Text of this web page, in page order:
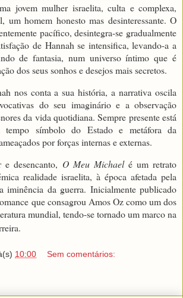
jovem mulher israelita, culta e complexa,
um homem honesto mas desinteressante. O
pacífico, desintegra-se gradualmente
de Hannah se intensifica, levando-a a
de fantasia, num universo íntimo que é
dos seus sonhos e desejos mais secretos.
nos conta a sua história, a narrativa oscila
do seu imaginário e a observação
da vida quotidiana. Sempre presente está
símbolo do Estado e metáfora da
por forças internas e externas.
desencanto, O Meu Michael é um retrato
realidade israelita, à época afetada pela
iminência da guerra. Inicialmente publicado
que consagrou Amos Oz como um dos
mundial, tendo-se tornado um marco na
10:00 Sem comentários: